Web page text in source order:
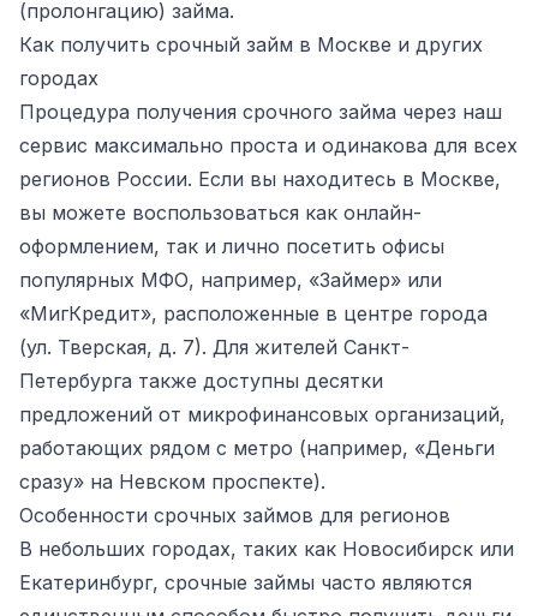
(пролонгацию) займа.
Как получить срочный займ в Москве и других
городах
Процедура получения срочного займа через наш
сервис максимально проста и одинакова для всех
регионов России. Если вы находитесь в Москве,
вы можете воспользоваться как онлайн-
оформлением, так и лично посетить офисы
популярных МФО, например, «Займер» или
«МигКредит», расположенные в центре города
(ул. Тверская, д. 7). Для жителей Санкт-
Петербурга также доступны десятки
предложений от микрофинансовых организаций,
работающих рядом с метро (например, «Деньги
сразу» на Невском проспекте).
Особенности срочных займов для регионов
В небольших городах, таких как Новосибирск или
Екатеринбург, срочные займы часто являются